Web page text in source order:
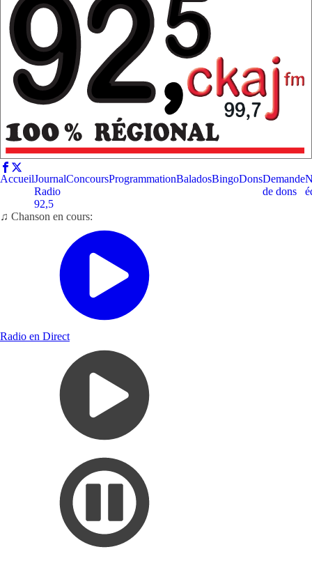
AccueilJournal
Radio
92,5
ConcoursProgrammationBaladosBingoDonsDemande
de dons
♫ Chanson en cours:
Radio en Direct